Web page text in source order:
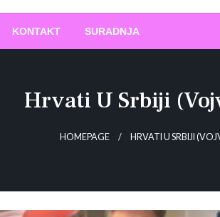
KONTAKT SURADNJA
Hrvati U Srbiji
HOMEPAGE HRVATI U SRBIJI